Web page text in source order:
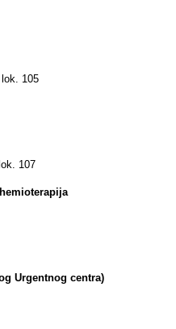
105
Džamić
107
Nikić
Urgentnog centra)